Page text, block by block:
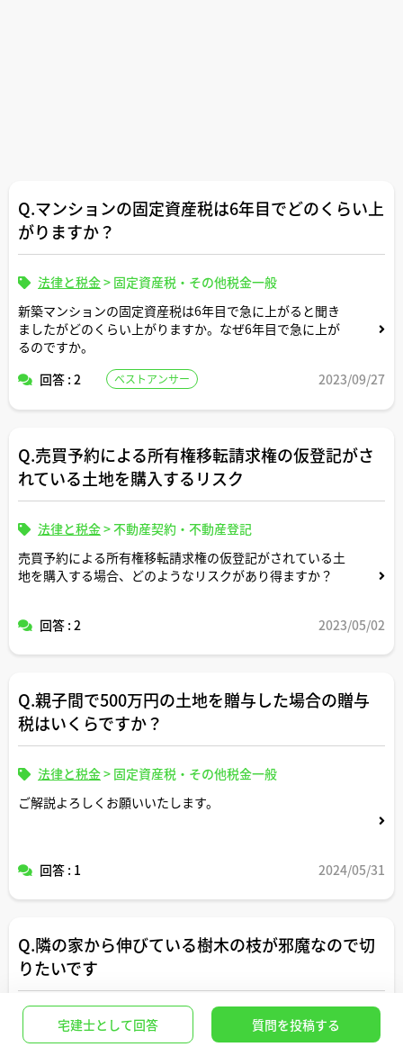
Q.マンションの固定資産税は6年目でどのくらい上
がりますか？
法律と税金> 固定資産税・その他税金一般
新築マンションの固定資産税は6年目で急に上がると聞き
ましたがどのくらい上がりますか。なぜ6年目で急に上が
るのですか。
回答 : 2
ベストアンサー 2023/09/27
Q.売買予約による所有権移転請求権の仮登記がさ
れている土地を購入するリスク
法律と税金>不動産契約・不動産登記
売買予約による所有権移転請求権の仮登記がされている土
地を購入する場合、どのようなリスクがあり得ますか？
回答 : 2 2023/05/02
Q.親子間で500万円の土地を贈与した場合の贈与
税はいくらですか？
法律と税金> 固定資産税・その他税金一般
ご解説よろしくお願いいたします。
回答 : 1 2024/05/31
Q.隣の家から伸びている樹木の枝が邪魔なので切
りたいです
法律と税金> 近隣トラブル・境界確定・立ち退き
隣の家の樹木が伸びて枝が自宅建物にあたっているので、
宅建士として回答 質問を投稿する